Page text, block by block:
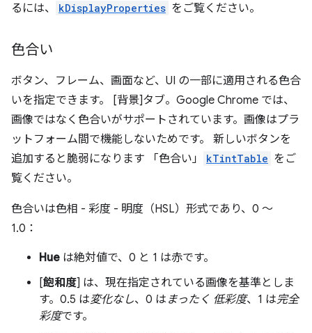
るには、
kDisplayProperties をご覧ください。
色合い
ボタン、フレーム、画面など、UI の一部に適用される色合
いを指定できます。 [背景]タブ。Google Chrome では、
画像ではなく色合いがサポートされています。画像はプラ
ットフォーム間で機能しないためです。 新しいボタンを
追加すると脆弱になります 「色合い」
kTintTable をご
覧ください。
色合いは色相 - 彩度 - 明度（HSL）形式であり、0 ～
1.0：
Hue は絶対値で、0 と 1 は赤です。
[飽和度] は、現在指定されている画像を基準としま
す。0.5 は変化なし、0 は まったく 低彩度、1 は完全
彩度です。